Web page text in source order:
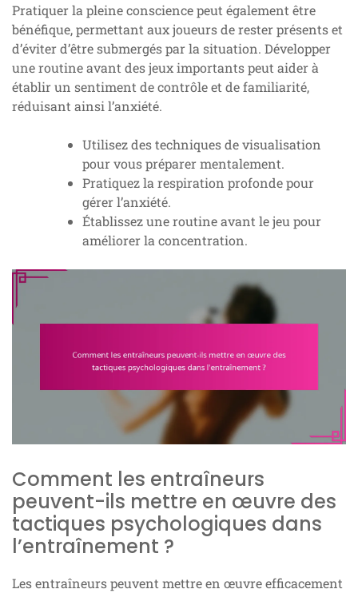
Pratiquer la pleine conscience peut également être
bénéfique, permettant aux joueurs de rester présents et
d’éviter d’être submergés par la situation. Développer
une routine avant des jeux importants peut aider à
établir un sentiment de contrôle et de familiarité,
réduisant ainsi l’anxiété.
Utilisez des techniques de visualisation
pour vous préparer mentalement.
Pratiquez la respiration profonde pour
gérer l’anxiété.
Établissez une routine avant le jeu pour
améliorer la concentration.
Comment les entraîneurs
peuvent-ils mettre en œuvre des
tactiques psychologiques dans
l’entraînement ?
Les entraîneurs peuvent mettre en œuvre efficacement